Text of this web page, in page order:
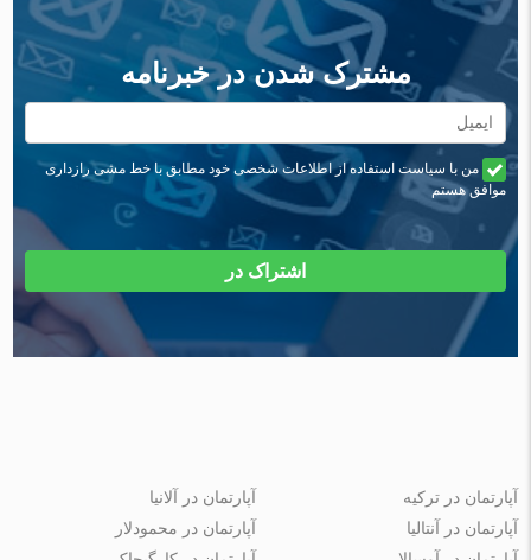
مشترک شدن در خبرنامه
من با سیاست استفاده از اطلاعات شخصی خود مطابق با خط مشی رازداری
موافق هستم
اشتراک در
آپارتمان در ترکیه
آپارتمان در آنتالیا
آپارتمان در آلانیا
آپارتمان در محمودلار